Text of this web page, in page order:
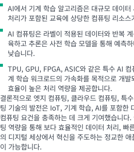
AI에서 기계 학습 알고리즘은 대규모 데이
처리가 포함된 교육에 상당한 컴퓨팅 리소스
AI 컴퓨팅은 라벨이 적용된 데이터와 반복
육하고 추론은 사전 학습 모델을 통해 예측
낮습니다.
TPU, GPU, FPGA, ASIC와 같은 특수 AI 컴
계 학습 워크로드의 가속화를 목적으로 개발
효율이 높은 처리 역량을 제공합니다.
결론적으로 엣지 컴퓨팅, 클라우드 컴퓨팅, 특
팅 기술의 발전은 IoT, 기계 학습, AI를 포함한
컴퓨팅 요건을 충족하는 데 크게 기여했습니다
팅 역량을 통해 보다 효율적인 데이터 처리, 빠
의 디지털 세상에서 혁신을 주도하는 정교한
이 가능합니다.